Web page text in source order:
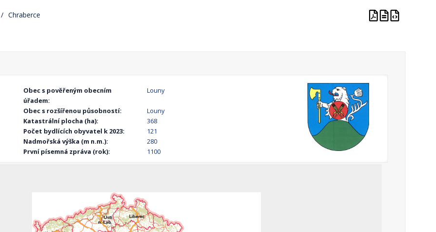
Chraberce
Obec s pověřeným obecním
úřadem:
Louny
Obec s rozšířenou působností:
Louny
Katastrální plocha (ha):
368
Počet bydlících obyvatel k 2023:
121
Nadmořská výška (m n.m.):
280
První písemná zpráva (rok):
1100